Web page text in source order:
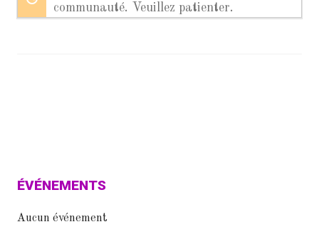
communauté. Veuillez patienter.
ÉVÉNEMENTS
Aucun événement